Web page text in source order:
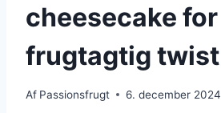
cheesecake for
frugtagtig twist
Af Passionsfrugt 6. december 2024